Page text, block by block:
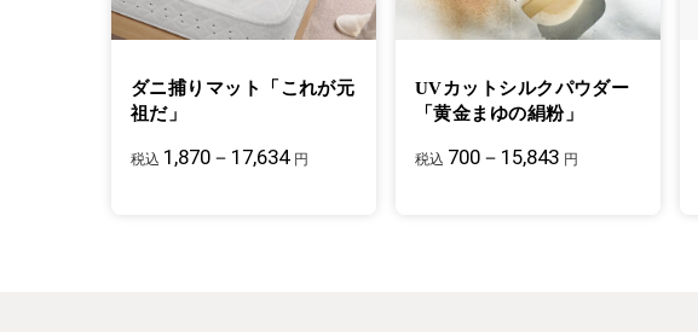
ダニ捕りマット「これが元
祖だ」
税込 1,870－17,634 円
UVカットシルクパウダー
「黄金まゆの絹粉」
税込 700－15,843 円